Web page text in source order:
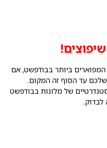
המפוארים ביותר בבודפשט, אם
עד הסוף זה המקום.
של מלונות בבודפשט
לבדוק.